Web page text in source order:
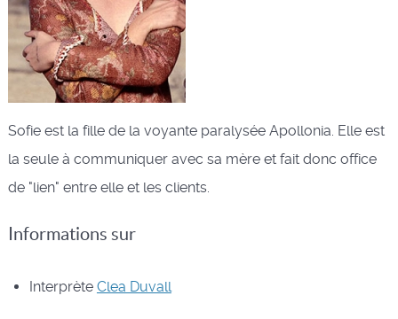
Sofie est la fille de la voyante paralysée Apollonia. Elle est
la seule à communiquer avec sa mère et fait donc office
de "lien" entre elle et les clients.
Informations sur
Interprète Clea Duvall